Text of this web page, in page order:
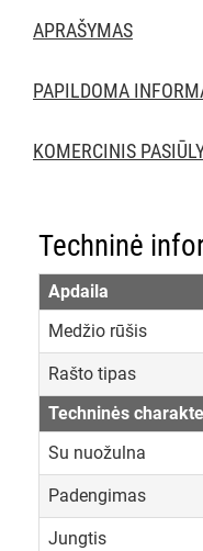
APRAŠYMAS
PAPILDOMA
KOMERCINIS
Techninė
Apdaila
Medžio rūšis
Rašto tipas
Techninės
Su nuožulna
Padengimas
Jungtis